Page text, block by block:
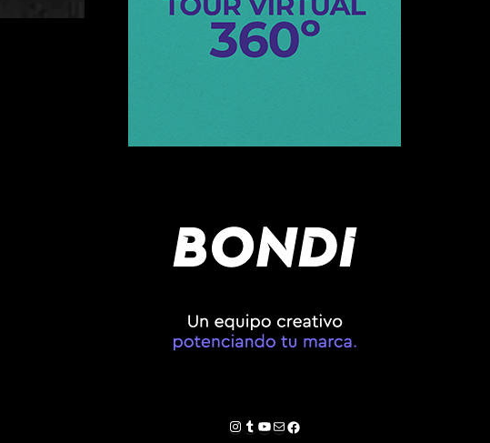
Instagram
Tumblr
YouTube
Correo electrónico
Facebook